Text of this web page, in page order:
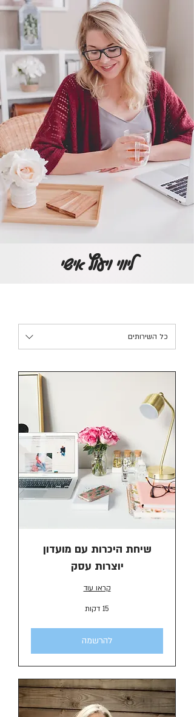
ליווי ויעוץ אישי
כל השירותים
שיחת היכרות עם מועדון
יוצרות עסק
קראו עוד
15 דקות
להרשמה